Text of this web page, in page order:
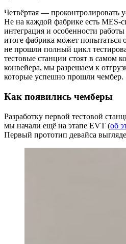
Четвёртая — проконтролировать
Не на каждой фабрике есть MES-
интеграция и особенности
итоге фабрика может попытаться
не прошли полный цикл
тестовые станции стоят в самом
конвейера, мы разрешаем к
которые успешно прошли чембер.
Как появились чемберы
Разработку первой тестовой
мы начали ещё на этапе EVT (об
Первый прототип девайса